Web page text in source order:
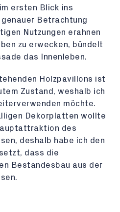
ersten Blick ins
Betrachtung
Nutzungen erahnen
zu erwecken, bündelt
das Innenleben.
Holzpavillons ist
Zustand, weshalb ich
möchte.
Dekorplatten wollte
des
deshalb habe ich den
dass die
Bestandesbau aus der